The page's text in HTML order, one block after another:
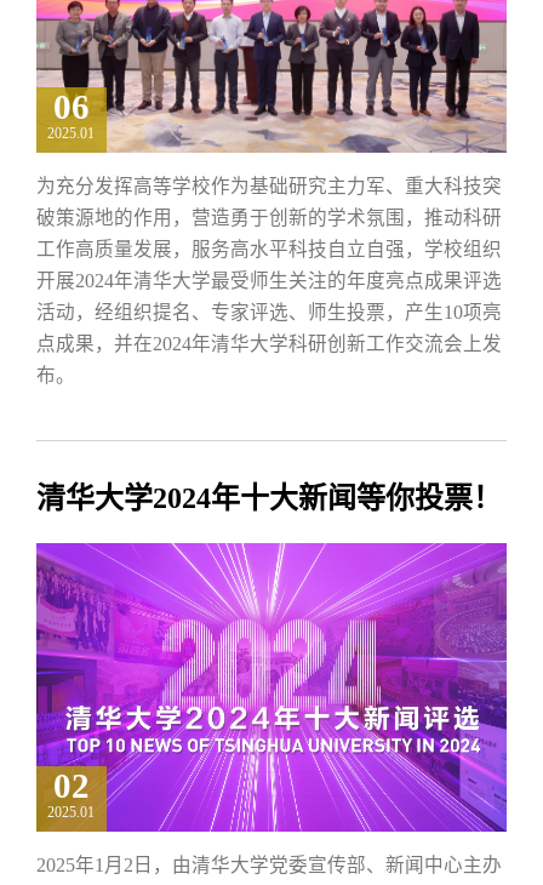
06
2025.01
为充分发挥高等学校作为基础研究主力军、重大科技突
破策源地的作用，营造勇于创新的学术氛围，推动科研
工作高质量发展，服务高水平科技自立自强，学校组织
开展2024年清华大学最受师生关注的年度亮点成果评选
活动，经组织提名、专家评选、师生投票，产生10项亮
点成果，并在2024年清华大学科研创新工作交流会上发
布。
清华大学2024年十大新闻等你投票！
02
2025.01
2025年1月2日，由清华大学党委宣传部、新闻中心主办